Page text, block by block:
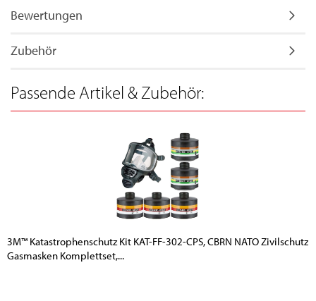
Bewertungen
Zubehör
Passende Artikel & Zubehör:
3M™ Katastrophenschutz Kit KAT-FF-302-CPS, CBRN NATO Zivilschutz
Gasmasken Komplettset,...